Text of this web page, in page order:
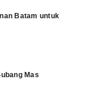
Batam untuk
Mas